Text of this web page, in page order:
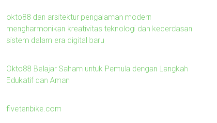
okto88 dan arsitektur pengalaman modern
mengharmonikan kreativitas teknologi dan kecerdasan
sistem dalam era digital baru
Okto88 Belajar Saham untuk Pemula dengan Langkah
Edukatif dan Aman
fivetenbike.com